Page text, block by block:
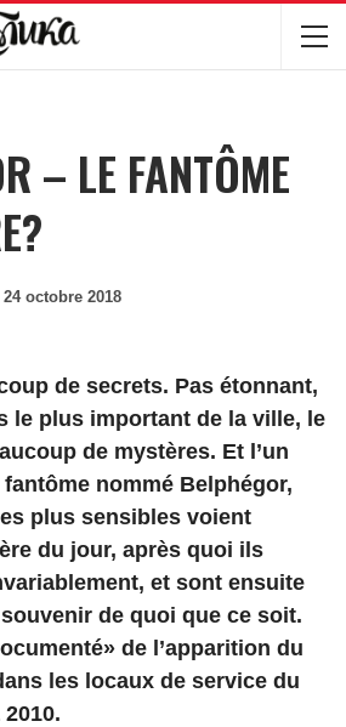
– LE FANTÔME
24 octobre 2018
de secrets. Pas étonnant,
le plus important de la ville, le
de mystères. Et l’un
fantôme nommé Belphégor,
plus sensibles voient
du jour, après quoi ils
et sont ensuite
de quoi que ce soit.
de l’apparition du
les locaux de service du